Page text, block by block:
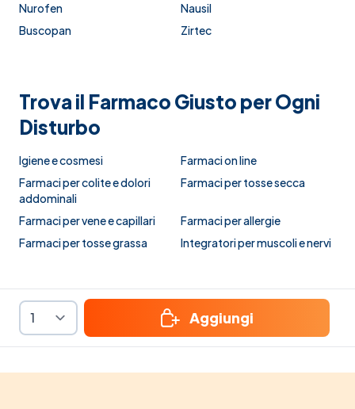
Nurofen
Nausil
Buscopan
Zirtec
Trova il Farmaco Giusto per Ogni
Disturbo
Igiene e cosmesi
Farmaci on line
Farmaci per colite e dolori
addominali
Farmaci per tosse secca
Farmaci per vene e capillari
Farmaci per allergie
Farmaci per tosse grassa
Integratori per muscoli e nervi
Aggiungi